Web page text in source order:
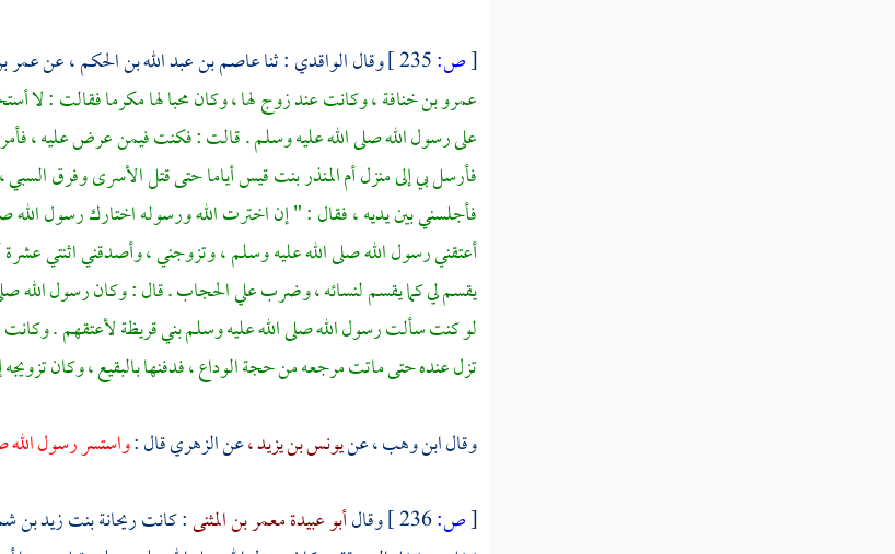
[ص: وقالالواقدي: ثناعاصم بن عبد الله بن الحكم ،عنعمر
عمرو بن خنافة ،وكانت عند زوج لها ، وكان محبا لها مكرما فقالت : لا
على رسول الله صلى الله عليه وسلم . قالت : فكنت فيمن عرض عليه ،
فأرسل بي إلى منزلأم المنذر بنت قيسأياما حتى قتل الأسرى وفرق
فأجلسني بين يديه ، فقال : " إن اخترت الله ورسوله اختارك رسول الله
أعتقني رسول الله صلى الله عليه وسلم ، وتزوجني ، وأصدقني اثنتي
يقسم لي كما يقسم لنسائه ، وضرب علي الحجاب . قال : وكان رسول الله صلى
لو كنت سألت رسول الله صلى الله عليه وسلمبني قريظةلأعتقهم . وكانت
تزل عنده حتى ماتت مرجعه من حجة الوداع ، فدفنهابالبقيع ،وكان
وقالابن وهب ،عنيونس بن يزيد ،عنالزهريقال :واستسر رسول الله
[ص:236 ] وقالأبو عبيدة معمر بن المثنى: كانتريحانة بنت زيد بن